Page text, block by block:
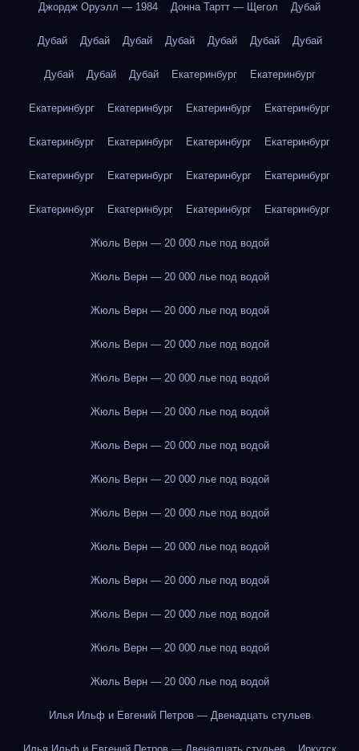
Джордж Оруэлл — 1984 Донна Тартт — Щегол Дубай
Дубай Дубай Дубай Дубай Дубай Дубай Дубай
Дубай Дубай Дубай Екатеринбург Екатеринбург
Екатеринбург Екатеринбург Екатеринбург Екатеринбург
Екатеринбург Екатеринбург Екатеринбург Екатеринбург
Екатеринбург Екатеринбург Екатеринбург Екатеринбург
Екатеринбург Екатеринбург Екатеринбург Екатеринбург
Жюль Верн — 20 000 лье под водой
Жюль Верн — 20 000 лье под водой
Жюль Верн — 20 000 лье под водой
Жюль Верн — 20 000 лье под водой
Жюль Верн — 20 000 лье под водой
Жюль Верн — 20 000 лье под водой
Жюль Верн — 20 000 лье под водой
Жюль Верн — 20 000 лье под водой
Жюль Верн — 20 000 лье под водой
Жюль Верн — 20 000 лье под водой
Жюль Верн — 20 000 лье под водой
Жюль Верн — 20 000 лье под водой
Жюль Верн — 20 000 лье под водой
Жюль Верн — 20 000 лье под водой
Илья Ильф и Евгений Петров — Двенадцать стульев